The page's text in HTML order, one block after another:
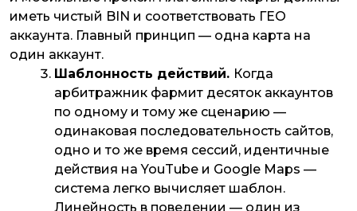
иметь чистый BIN и соответствовать ГЕО
аккаунта. Главный принцип — одна карта на
один аккаунт.
Шаблонность действий. Когда
арбитражник фармит десяток аккаунтов
по одному и тому же сценарию —
одинаковая последовательность сайтов,
одно и то же время сессий, идентичные
действия на YouTube и Google Maps —
система легко вычисляет шаблон.
Линейность в поведении — один из